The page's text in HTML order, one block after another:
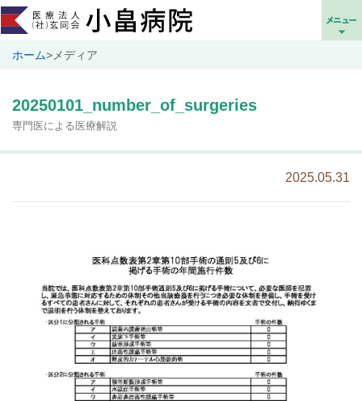
ホーム> メディア
20250101_number_of_surgeries
専門医による医療解説
2025.05.31